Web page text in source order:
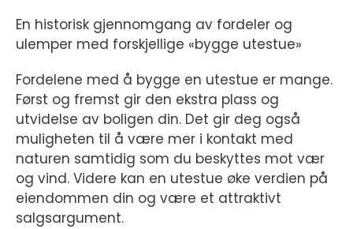
En historisk gjennomgang av fordeler og
ulemper med forskjellige «bygge utestue»
Fordelene med å bygge en utestue er mange.
Først og fremst gir den ekstra plass og
utvidelse av boligen din. Det gir deg også
muligheten til å være mer i kontakt med
naturen samtidig som du beskyttes mot vær
og vind. Videre kan en utestue øke verdien på
eiendommen din og være et attraktivt
salgsargument.